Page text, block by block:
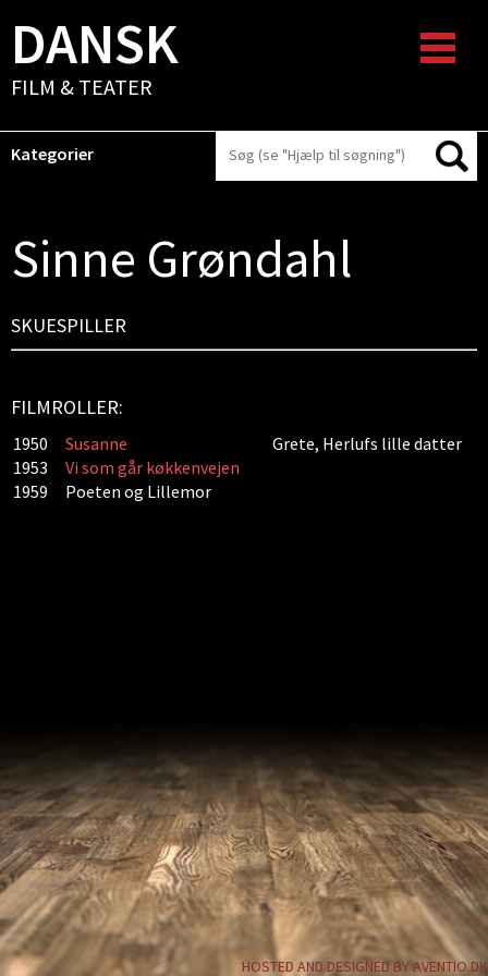
DANSK
FILM & TEATER
Kategorier
Sinne Grøndahl
SKUESPILLER
FILMROLLER:
1950 Susanne
Grete, Herlufs lille datter
1953
Vi som går køkkenvejen
1959
Poeten og Lillemor
HOSTED AND DESIGNED BY AVENTIO.DK